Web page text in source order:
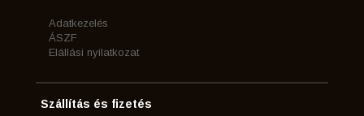
Adatkezelés
ÁSZF
Elállási nyilatkozat
Szállítás és fizetés